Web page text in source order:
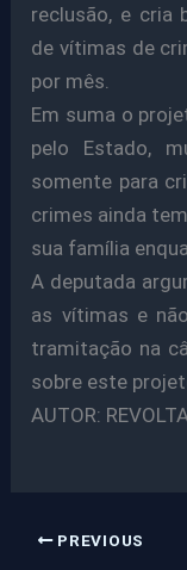
reclusão, e cria
de vítimas de
por mês.
Em suma o
pelo Estado,
somente para
crimes ainda
sua família
A deputada
as vítimas e
tramitação na
sobre este
AUTOR:
PREVIOUS